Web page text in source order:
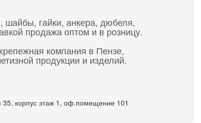
шайбы, гайки, анкера, дюбеля,
продажа оптом и в розницу.
компания в Пензе,
продукции и изделий.
корпус этаж 1, оф.помещение 101